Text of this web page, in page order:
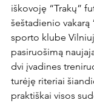
iškovoję “Trakų”
šeštadienio vakarą
sporto klube
pasiruošimą
dvi įvadines
turėję riteriai
praktiškai visos